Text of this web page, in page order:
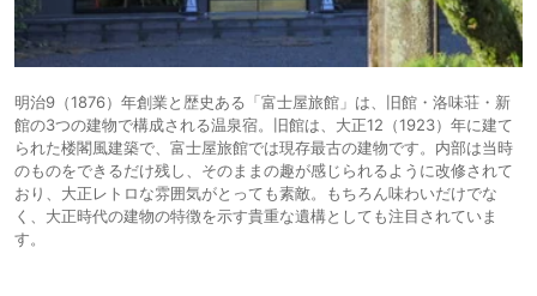
明治9（1876）年創業と歴史ある「富士屋旅館」は、旧館・洛味荘・新
館の3つの建物で構成される温泉宿。旧館は、大正12（1923）年に建て
られた楼閣風建築で、富士屋旅館では現存最古の建物です。内部は当時
のものをできるだけ残し、そのままの趣が感じられるように改修されて
おり、大正レトロな雰囲気がとっても素敵。もちろん味わいだけでな
く、大正時代の建物の特徴を示す貴重な遺構としても注目されていま
す。